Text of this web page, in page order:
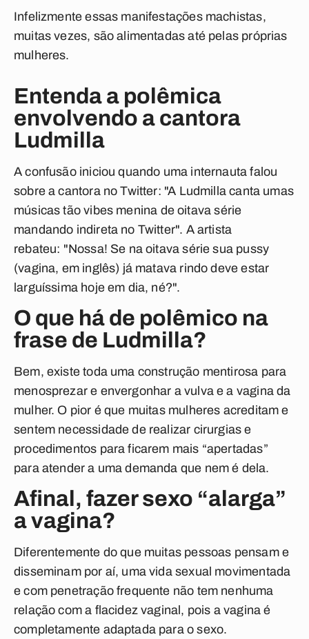
Infelizmente essas manifestações machistas,
muitas vezes, são alimentadas até pelas próprias
mulheres.
Entenda a polêmica
envolvendo a cantora
Ludmilla
A confusão iniciou quando uma internauta falou
sobre a cantora no Twitter: "A Ludmilla canta umas
músicas tãovibes menina de oitava série
mandando indireta no Twitter". A artista
rebateu: "Nossa! Se na oitava série sua pussy
(vagina, em inglês) já matava rindo deve estar
larguíssima hoje em dia, né?".
O que há de polêmico na
frase de Ludmilla?
Bem, existe toda uma construção mentirosa para
menosprezar e envergonhar a vulva e a vagina da
mulher. O pior é que muitas mulheres acreditam e
sentem necessidade de realizar cirurgias e
procedimentos para ficarem mais “apertadas”
para atender a uma demanda que nem é dela.
Afinal, fazer sexo “alarga”
a vagina?
Diferentemente do que muitas pessoas pensam e
disseminam por aí, uma vida sexual movimentada
e com penetração frequente não tem nenhuma
relação com a flacidez vaginal, pois a vagina é
completamente adaptada para o sexo.